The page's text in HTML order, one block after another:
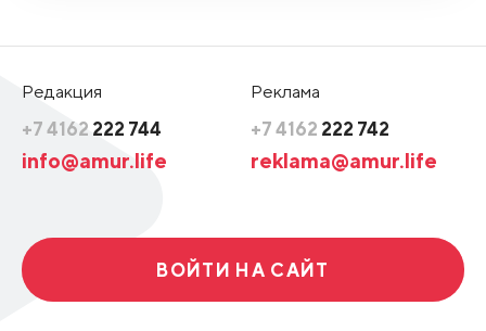
Редакция
+7 4162 222 744
info@amur.life
Реклама
+7 4162 222 742
reklama@amur.life
ВОЙТИ НА САЙТ